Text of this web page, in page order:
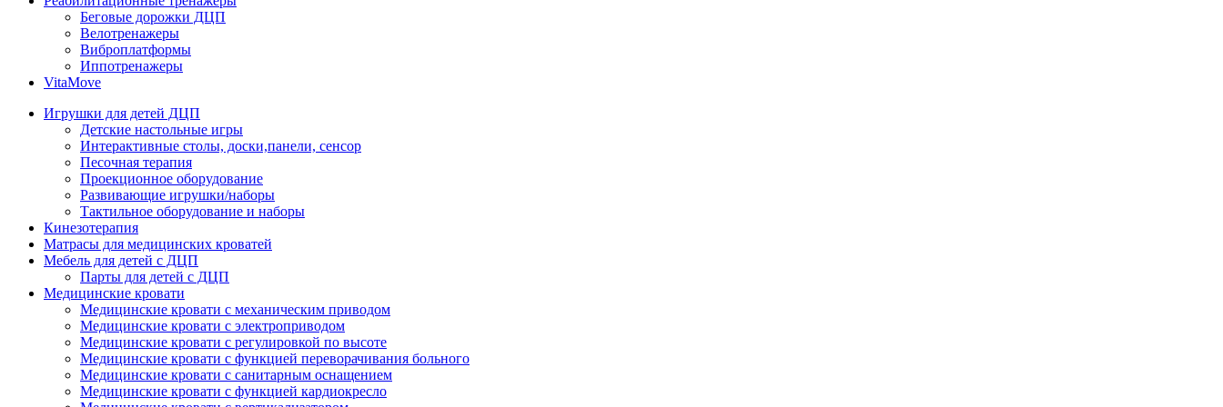
Беговые дорожки ДЦП
Велотренажеры
Виброплатформы
Иппотренажеры
VitaMove
Игрушки для детей ДЦП
Детские настольные игры
Интерактивные столы, доски,панели, сенсор
Песочная терапия
Проекционное оборудование
Развивающие игрушки/наборы
Тактильное оборудование и наборы
Кинезотерапия
Матрасы для медицинских кроватей
Мебель для детей с ДЦП
Парты для детей с ДЦП
Медицинские кровати
Медицинские кровати с механическим приводом
Медицинские кровати с электроприводом
Медицинские кровати с регулировкой по высоте
Медицинские кровати с функцией переворачивания больного
Медицинские кровати с санитарным оснащением
Медицинские кровати с функцией кардиокресло